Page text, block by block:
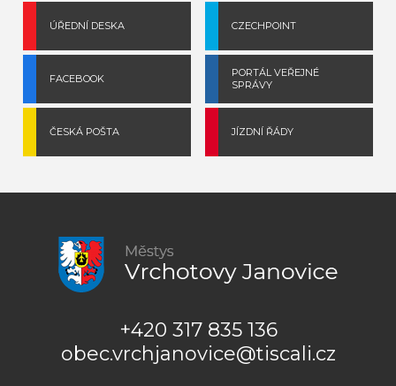
ÚŘEDNÍ DESKA CZECHPOINT
FACEBOOK
PORTÁL VEŘEJNÉ
SPRÁVY
ČESKÁ POŠTA JÍZDNÍ ŘÁDY
+420 317 835 136
obec.vrchjanovice@tiscali.cz